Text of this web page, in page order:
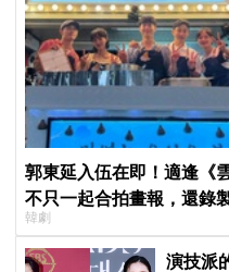
郭東延入伍在即！適逢《
不只一起合拍畫報，還錄
韓劇
演技派